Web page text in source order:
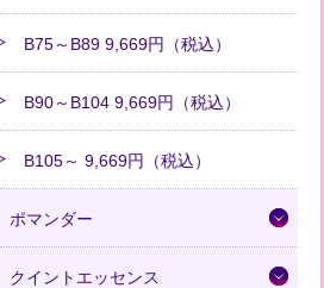
B75～B89 9,669円（税込）
B90～B104 9,669円（税込）
B105～ 9,669円（税込）
ポマンダー
クイントエッセンス